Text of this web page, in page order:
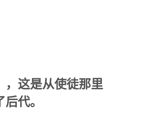
，这是从使徒那里
代。